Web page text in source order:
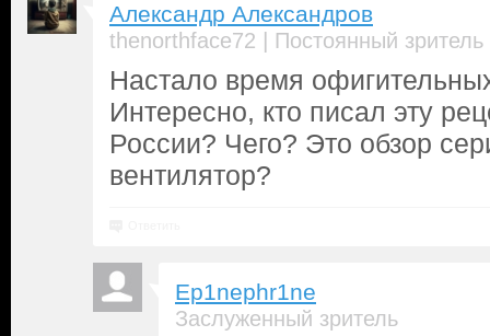
Александр Александров
thenorthface72 | Постоянный зритель
Настало время
Интересно, кто писал эту
России? Чего? Это обзор
вентилятор?
Ep1nephr1ne
Заслуженный зритель